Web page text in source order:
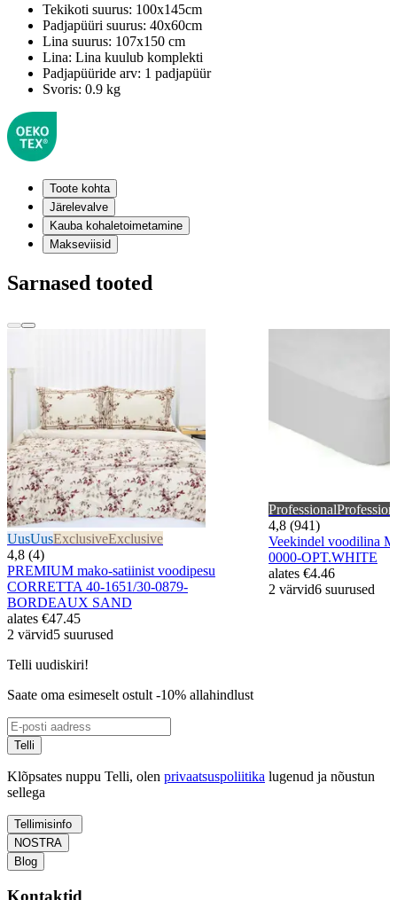
Tekikoti suurus: 100x145cm
Padjapüüri suurus: 40x60cm
Lina suurus: 107x150 cm
Lina: Lina kuulub komplekti
Padjapüüride arv: 1 padjapüür
Svoris: 0.9 kg
Toote kohta
Järelevalve
Kauba kohaletoimetamine
Makseviisid
Sarnased tooted
UusUusExclusiveExclusive
4,8 (4)
PREMIUM mako-satiinist voodipesu
CORRETTA 40-1651/30-0879-
BORDEAUX SAND
alates €47.45
2 värvid5 suurused
Professional
4,8 (941)
Veekindel voodilina
0000-OPT.WHITE
alates €4.46
2 värvid6 suurused
Telli uudiskiri!
Saate oma esimeselt ostult -10% allahindlust
Telli
Klõpsates nuppu Telli, olen privaatsuspoliitika lugenud ja nõustun
sellega
Tellimisinfo
NOSTRA
Blog